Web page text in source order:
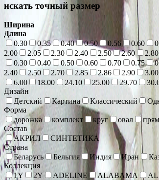
искать точный размер
Ширина
Длина
0.30
0.35 0.40 0.50 0.56 0.60
2.00
2.05 2.30 2.40 2.50 2.60 2.80
0.30
0.40 0.50 0.60 0.70 0.75
2.40
2.50 2.70 2.85 2.86 2.90 3.00
6.00
18.00 24.10 25.00 29.70
Дизайн
Детский
Картина Классический
Форма
дорожка
комплект круг овал
Состав
АКРИЛ
СИНТЕТИКА
Страна
Беларусь
Бельгия Индия Иран
Коллекция
1Y
2Y ADELINE ALABAMA